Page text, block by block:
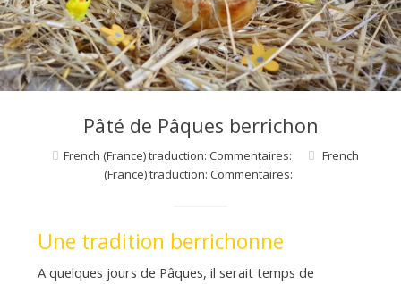
e
Pâté de Pâques berrichon
French (France) traduction: Commentaires:
French
(France) traduction: Commentaires:
Une tradition berrichonne
A quelques jours de Pâques, il serait temps de